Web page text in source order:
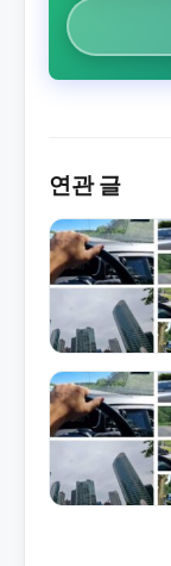
연관 글